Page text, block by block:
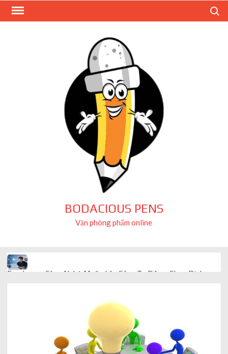
Skip
BODACIOUS PENS
Văn phòng phẩm online
Freelancer Công Nghệ Muốn Lên Công Ty Riêng: Chọn Dịch
Vụ Thành Lập Trọn Gói Giá Rẻ Thế Nào?
AI trong doanh nghiệp: Phân biệt RPA, workflow và AI agent